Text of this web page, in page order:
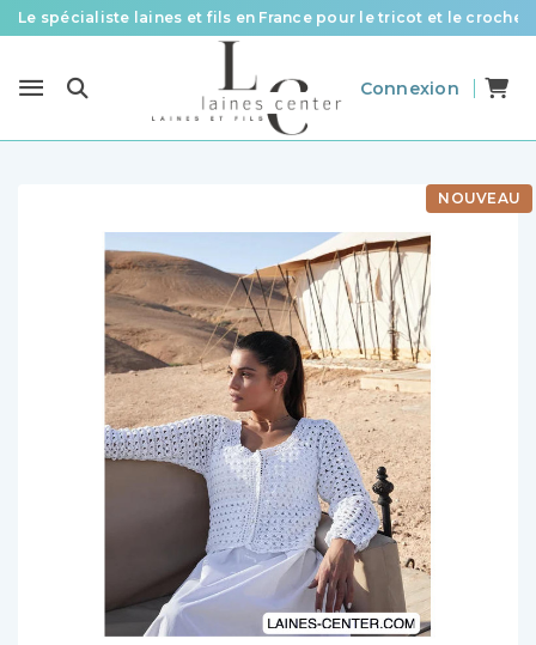
Le spécialiste laines et fils en France pour le tricot et le crochet
Livraison offerte à partir de 58 € d’achat
Connexion
NOUVEAU